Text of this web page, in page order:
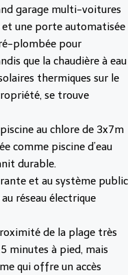
garage multi-voitures
et une porte automatisée
plombée pour
que la chaudière à eau
thermiques sur le
se trouve
au chlore de 3x7m
comme piscine d’eau
durable.
et au système public
réseau électrique
de la plage très
minutes à pied, mais
qui offre un accès